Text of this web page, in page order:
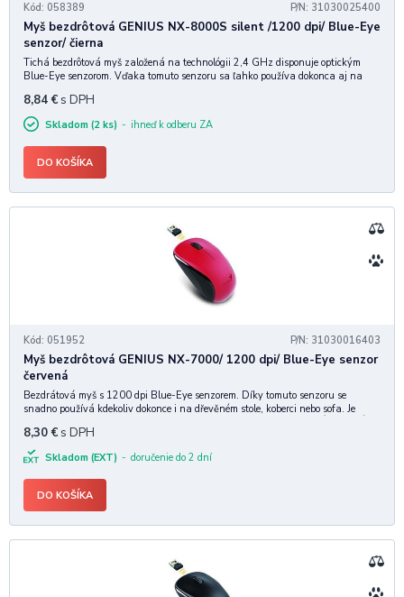
Kód: 058389 P/N: 31030025400
Myš bezdrôtová GENIUS NX-8000S silent /1200 dpi/ Blue-Eye
senzor/ čierna
Tichá bezdrôtová myš založená na technológii 2,4 GHz disponuje optickým
Blue-Eye senzorom. Vďaka tomuto senzoru sa ľahko používa dokonca aj na
je vhodná ako pre pravákov, tak aj ľ
8,84 € s DPH
Skladom (2 ks) ihneď k odberu ZA
DO KOŠÍKA
Kód: 051952 P/N: 31030016403
Myš bezdrôtová GENIUS NX-7000/ 1200 dpi/ Blue-Eye senzor
červená
Bezdrátová myš s 1200 dpi Blue-Eye senzorem. Díky tomuto senzoru se
snadno používá kdekoliv dokonce i na dřevěném stole, koberci nebo sofa. Je
SPECIFIKACE Citlivost snímače: 1
8,30 € s DPH
Skladom (EXT) doručenie do 2 dní
DO KOŠÍKA